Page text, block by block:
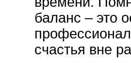
баланс – это
счастья вне